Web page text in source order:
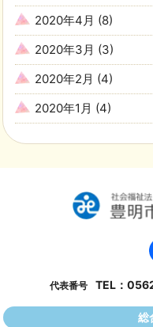
2020年4月 (8)
2020年3月 (3)
2020年2月 (4)
2020年1月 (4)
代表番号 TEL：
総